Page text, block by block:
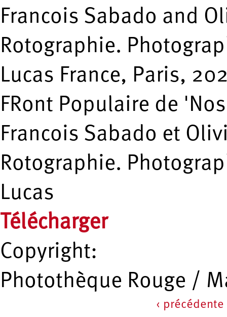
Francois Sabado and
Rotographie.
Lucas France, Paris,
FRont Populaire de
Francois Sabado et
Rotographie.
Lucas
Télécharger
Copyright:
Photothèque Rouge /
‹ précédente